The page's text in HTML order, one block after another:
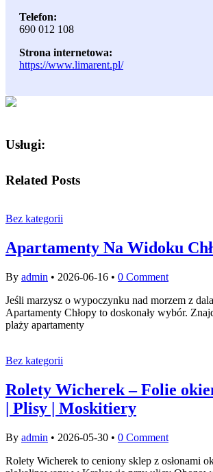
Telefon:
690 012 108
Strona internetowa:
https://www.limarent.pl/
Usługi:
Related Posts
Bez kategorii
Apartamenty Na Widoku
By admin • 2026-06-16 • 0 Comment
Jeśli marzysz o wypoczynku nad morzem z
Apartamenty Chłopy to doskonały wybór.
plaży apartamenty
Bez kategorii
Rolety Wicherek – Folie
| Plisy | Moskitiery
By admin • 2026-05-30 • 0 Comment
Rolety Wicherek to ceniony sklep z osłonami